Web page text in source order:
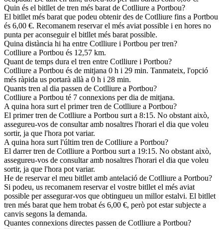
Quin és el bitllet de tren més barat de Cotlliure a Portbou?
El bitllet més barat que podeu obtenir des de Cotlliure fins a Portbou
és 6,00 €. Recomanem reservar el més aviat possible i en hores no
punta per aconseguir el bitllet més barat possible.
Quina distància hi ha entre Cotlliure i Portbou per tren?
Cotlliure a Portbou és 12,57 km.
Quant de temps dura el tren entre Cotlliure i Portbou?
Cotlliure a Portbou és de mitjana 0 h i 29 min. Tanmateix, l'opció
més ràpida us portarà allà a 0 h i 28 min.
Quants tren al dia passen de Cotlliure a Portbou?
Cotlliure a Portbou té 7 connexions per dia de mitjana.
A quina hora surt el primer tren de Cotlliure a Portbou?
El primer tren de Cotlliure a Portbou surt a 8:15. No obstant això,
assegureu-vos de consultar amb nosaltres l'horari el dia que voleu
sortir, ja que l'hora pot variar.
A quina hora surt l'últim tren de Cotlliure a Portbou?
El darrer tren de Cotlliure a Portbou surt a 19:15. No obstant això,
assegureu-vos de consultar amb nosaltres l'horari el dia que voleu
sortir, ja que l'hora pot variar.
He de reservar el meu bitllet amb antelació de Cotlliure a Portbou?
Si podeu, us recomanem reservar el vostre bitllet el més aviat
possible per assegurar-vos que obtingueu un millor estalvi. El bitllet
tren més barat que hem trobat és 6,00 €, però pot estar subjecte a
canvis segons la demanda.
Quantes connexions directes passen de Cotlliure a Portbou?